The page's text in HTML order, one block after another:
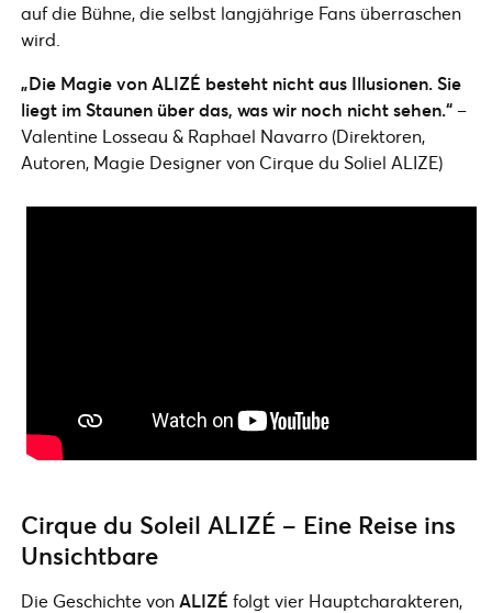
auf die Bühne, die selbst langjährige Fans überraschen
wird.
„Die Magie von ALIZÉ besteht nicht aus Illusionen. Sie
liegt im Staunen über das, was wir noch nicht sehen.“–
Valentine Losseau & Raphael Navarro (Direktoren,
Autoren, Magie Designer von Cirque du Soliel ALIZE)
Cirque du Soleil ALIZÉ – Eine Reise ins
Unsichtbare
Die Geschichte vonALIZÉ folgt vier Hauptcharakteren,